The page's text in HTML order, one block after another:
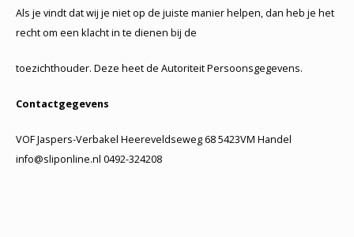
Als je vindt dat wij je niet op de juiste manier helpen, dan heb je het
recht om een klacht in te dienen bij de
toezichthouder. Deze heet de Autoriteit Persoonsgegevens.
Contactgegevens
VOF Jaspers-Verbakel Heereveldseweg 68 5423VM Handel
info@sliponline.nl 0492-324208